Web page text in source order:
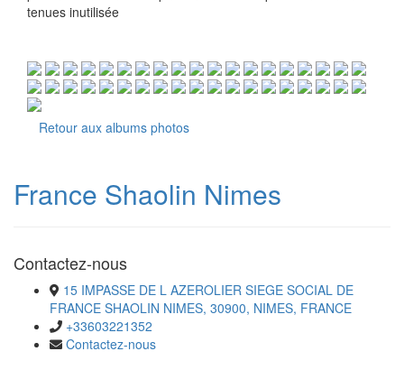
tenues inutilisée
Retour aux albums photos
France Shaolin Nimes
Contactez-nous
15 IMPASSE DE L AZEROLIER SIEGE SOCIAL DE
FRANCE SHAOLIN NIMES, 30900, NIMES, FRANCE
+33603221352
Contactez-nous